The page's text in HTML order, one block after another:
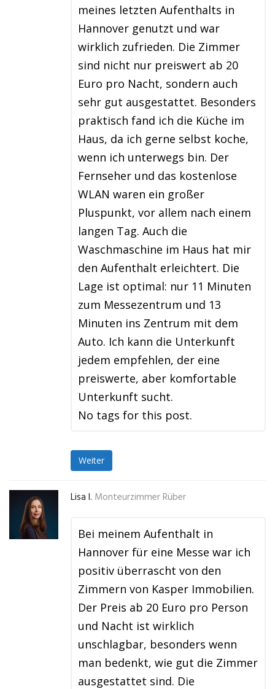
meines letzten Aufenthalts in
Hannover genutzt und war
wirklich zufrieden. Die Zimmer
sind nicht nur preiswert ab 20
Euro pro Nacht, sondern auch
sehr gut ausgestattet. Besonders
praktisch fand ich die Küche im
Haus, da ich gerne selbst koche,
wenn ich unterwegs bin. Der
Fernseher und das kostenlose
WLAN waren ein großer
Pluspunkt, vor allem nach einem
langen Tag. Auch die
Waschmaschine im Haus hat mir
den Aufenthalt erleichtert. Die
Lage ist optimal: nur 11 Minuten
zum Messezentrum und 13
Minuten ins Zentrum mit dem
Auto. Ich kann die Unterkunft
jedem empfehlen, der eine
preiswerte, aber komfortable
Unterkunft sucht.
No tags for this post.
Weiter
Lisa I. Monteurzimmer Rüber
Bei meinem Aufenthalt in
Hannover für eine Messe war ich
positiv überrascht von den
Zimmern von Kasper Immobilien.
Der Preis ab 20 Euro pro Person
und Nacht ist wirklich
unschlagbar, besonders wenn
man bedenkt, wie gut die Zimmer
ausgestattet sind. Die